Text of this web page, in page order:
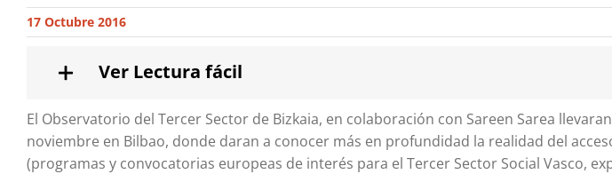
17 Octubre 2016
Ver Lectura fácil
El Observatorio del Tercer Sector de Bizkaia, en colaboración con Sareen Sarea
noviembre en Bilbao, donde daran a conocer más en profundidad la realidad del
(programas y convocatorias europeas de interés para el Tercer Sector Social Vasco,